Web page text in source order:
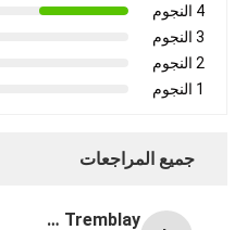
4 النجوم
3 النجوم
2 النجوم
1 النجوم
جميع المراجعات
Lisa Tremblay